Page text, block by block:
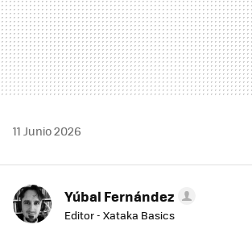
11 Junio 2026
Yúbal Fernández
Editor - Xataka Basics